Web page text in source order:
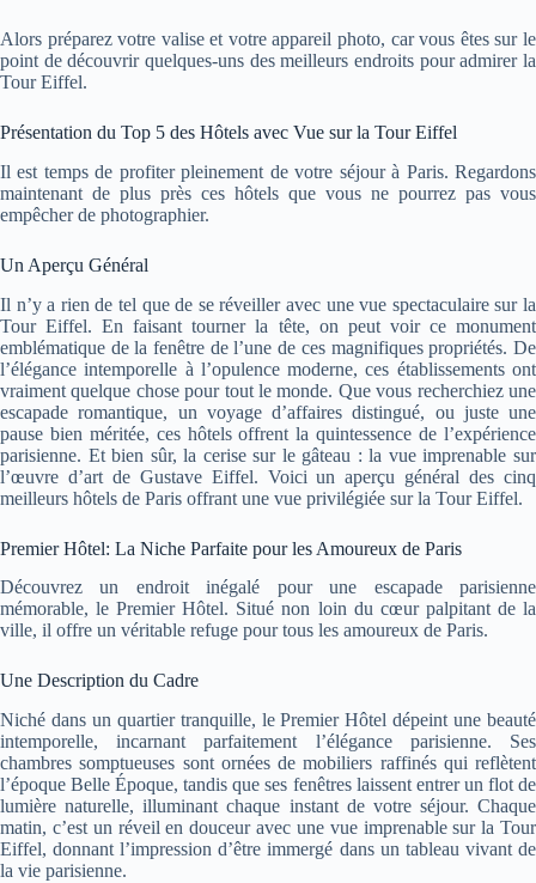
Alors préparez votre valise et votre appareil photo, car vous êtes sur le
point de découvrir quelques-uns des meilleurs endroits pour admirer la
Tour Eiffel.
Présentation du Top 5 des Hôtels avec Vue sur la Tour Eiffel
Il est temps de profiter pleinement de votre séjour à Paris. Regardons
maintenant de plus près ces hôtels que vous ne pourrez pas vous
empêcher de photographier.
Un Aperçu Général
Il n’y a rien de tel que de se réveiller avec une vue spectaculaire sur la
Tour Eiffel. En faisant tourner la tête, on peut voir ce monument
emblématique de la fenêtre de l’une de ces magnifiques propriétés. De
l’élégance intemporelle à l’opulence moderne, ces établissements ont
vraiment quelque chose pour tout le monde. Que vous recherchiez une
escapade romantique, un voyage d’affaires distingué, ou juste une
pause bien méritée, ces hôtels offrent la quintessence de l’expérience
parisienne. Et bien sûr, la cerise sur le gâteau : la vue imprenable sur
l’œuvre d’art de Gustave Eiffel. Voici un aperçu général des cinq
meilleurs hôtels de Paris offrant une vue privilégiée sur la Tour Eiffel.
Premier Hôtel: La Niche Parfaite pour les Amoureux de Paris
Découvrez un endroit inégalé pour une escapade parisienne
mémorable, le Premier Hôtel. Situé non loin du cœur palpitant de la
ville, il offre un véritable refuge pour tous les amoureux de Paris.
Une Description du Cadre
Niché dans un quartier tranquille, le Premier Hôtel dépeint une beauté
intemporelle, incarnant parfaitement l’élégance parisienne. Ses
chambres somptueuses sont ornées de mobiliers raffinés qui reflètent
l’époque Belle Époque, tandis que ses fenêtres laissent entrer un flot de
lumière naturelle, illuminant chaque instant de votre séjour. Chaque
matin, c’est un réveil en douceur avec une vue imprenable sur la Tour
Eiffel, donnant l’impression d’être immergé dans un tableau vivant de
la vie parisienne.